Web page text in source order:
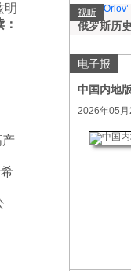
明
产
视听
俄罗斯历
电子报
中国内地
2026年05月